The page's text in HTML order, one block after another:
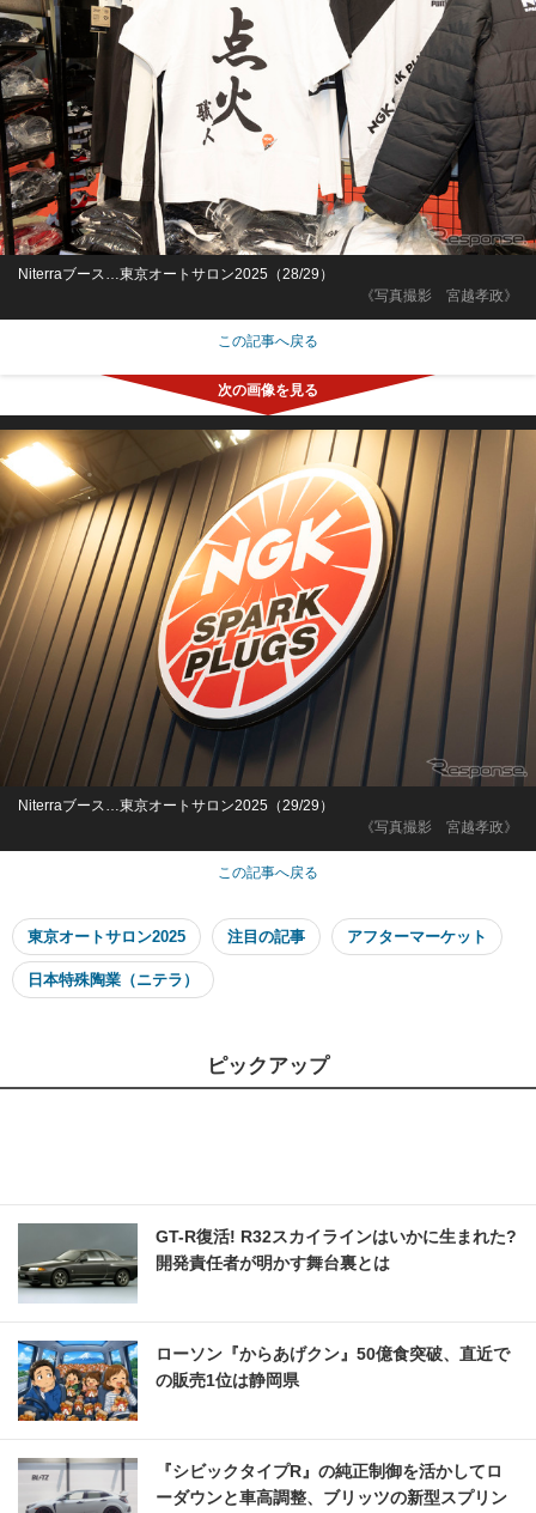
《写真撮影 宮越孝政》
Niterraブース…東京オートサロン2025（28/29）
この記事へ戻る
《写真撮影 宮越孝政》
Niterraブース…東京オートサロン2025（29/29）
この記事へ戻る
東京オートサロン2025 注目の記事 アフターマーケット
日本特殊陶業（ニテラ）
ピックアップ
GT-R復活! R32スカイラインはいかに生まれた?
開発責任者が明かす舞台裏とは
ローソン『からあげクン』50億食突破、直近で
の販売1位は静岡県
『シビックタイプR』の純正制御を活かしてロ
ーダウンと車高調整、ブリッツの新型スプリン